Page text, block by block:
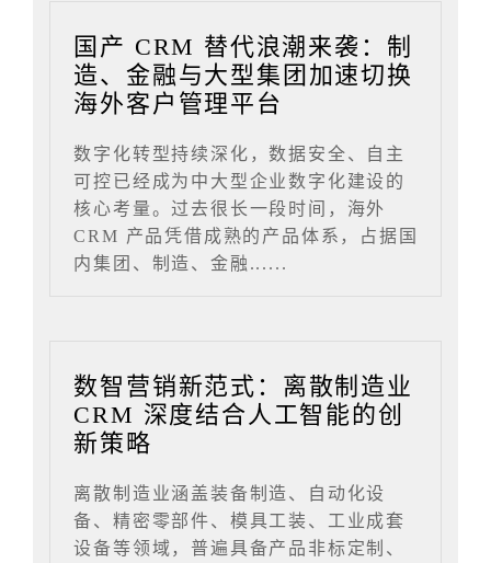
国产 CRM 替代浪潮来袭：制
造、金融与大型集团加速切换
海外客户管理平台
数字化转型持续深化，数据安全、自主
可控已经成为中大型企业数字化建设的
核心考量。过去很长一段时间，海外
CRM 产品凭借成熟的产品体系，占据国
内集团、制造、金融......
数智营销新范式：离散制造业
CRM 深度结合人工智能的创
新策略
离散制造业涵盖装备制造、自动化设
备、精密零部件、模具工装、工业成套
设备等领域，普遍具备产品非标定制、